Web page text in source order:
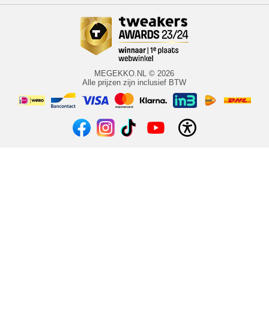
MEGEKKO.NL © 2026
Alle prijzen zijn inclusief BTW